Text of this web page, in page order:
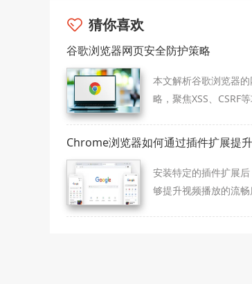
猜你喜欢
谷歌浏览器网页安全防护策略
本文解析谷歌浏览器
略，聚焦XSS、CSRF
Chrome浏览器如何通过插件扩展提
安装特定的插件扩展
够提升视频播放的流